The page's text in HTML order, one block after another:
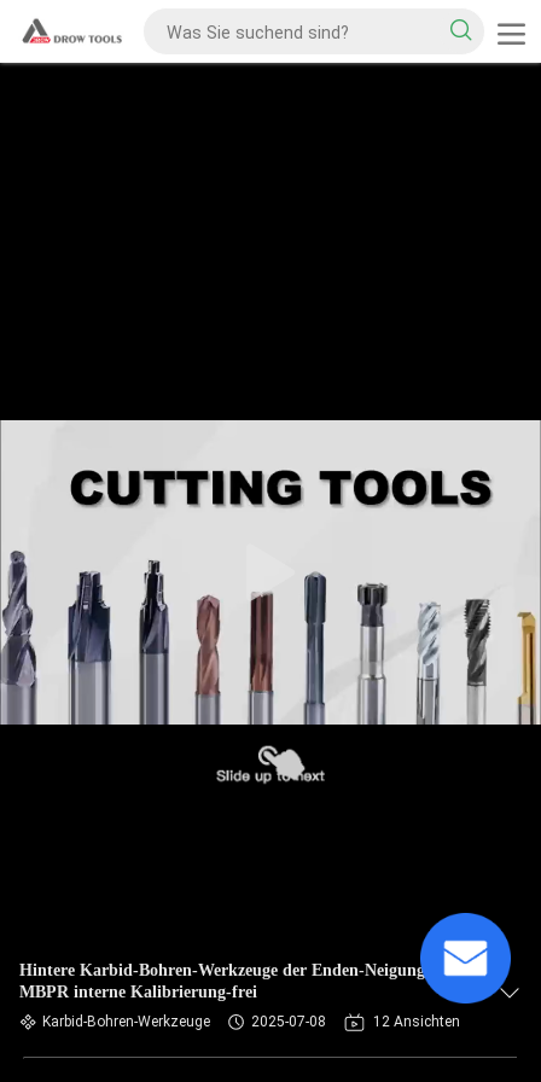
Hintere Karbid-Bohren-Werkzeuge der Enden-Neigungs-
MBPR interne Kalibrierung-frei
Karbid-Bohren-Werkzeuge 2025-07-08 12 Ansichten